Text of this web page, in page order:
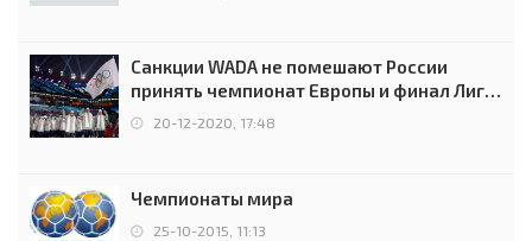
Санкции WADA не помешают России
принять чемпионат Европы и финал Лиги
чемпионов.
20-12-2020, 17:48
Чемпионаты мира
25-10-2015, 11:13